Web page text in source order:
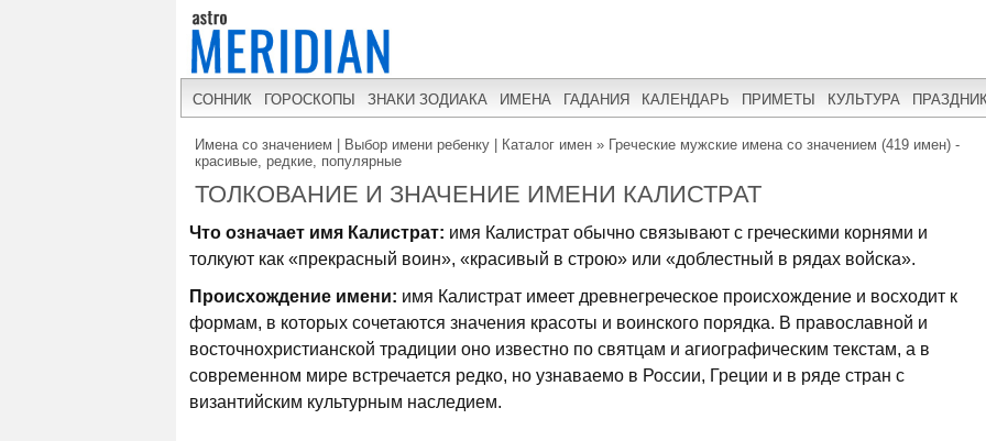
СОННИК ГОРОСКОПЫ ЗНАКИ ЗОДИАКА ИМЕНА ГАДАНИЯ КАЛЕНДАРЬ ПРИМЕТЫ КУЛЬТУРА
Имена со значением | Выбор имени ребенку | Каталог имен » Греческие мужские имена со значением (419 имен) -
красивые, редкие, популярные
ТОЛКОВАНИЕ И ЗНАЧЕНИЕ ИМЕНИ КАЛИСТРАТ
Что означает имя Калистрат: имя Калистрат обычно связывают с греческими корнями и
толкуют как «прекрасный воин», «красивый в строю» или «доблестный в рядах войска».
Происхождение имени: имя Калистрат имеет древнегреческое происхождение и восходит к
формам, в которых сочетаются значения красоты и воинского порядка. В православной и
восточнохристианской традиции оно известно по святцам и агиографическим текстам, а в
современном мире встречается редко, но узнаваемо в России, Греции и в ряде стран с
византийским культурным наследием.